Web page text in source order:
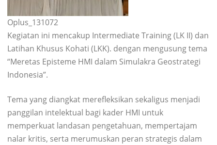
Oplus_131072
Kegiatan ini mencakup Intermediate Training (LK II) dan
Latihan Khusus Kohati (LKK). dengan mengusung tema
“Meretas Episteme HMI dalam Simulakra Geostrategi
Indonesia”.
Tema yang diangkat merefleksikan sekaligus menjadi
panggilan intelektual bagi kader HMI untuk
memperkuat landasan pengetahuan, mempertajam
nalar kritis, serta merumuskan peran strategis dalam